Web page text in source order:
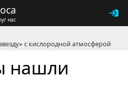
нас
с кислородной атмосферой
нашли